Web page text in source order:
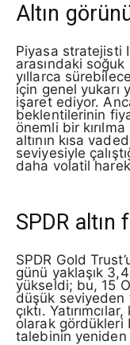
Altın
Piyasa stratejisti
arasındaki
yıllarca
için genel yukarı
işaret ediyor.
beklentilerinin
önemli bir
altının kısa
seviyesiyle
daha volatil
SPDR altın
SPDR Gold
günü yaklaşık
yükseldi; bu, 15
düşük seviyeden
çıktı.
olarak gördükleri
talebinin yeniden